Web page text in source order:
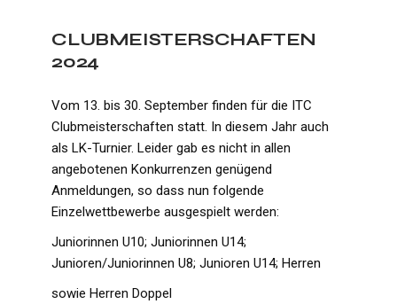
CLUBMEISTERSCHAFTEN
2024
Vom 13. bis 30. September finden für die ITC
Clubmeisterschaften statt. In diesem Jahr auch
als LK-Turnier. Leider gab es nicht in allen
angebotenen Konkurrenzen genügend
Anmeldungen, so dass nun folgende
Einzelwettbewerbe ausgespielt werden:
Juniorinnen U10; Juniorinnen U14;
Junioren/Juniorinnen U8; Junioren U14; Herren
sowie Herren Doppel